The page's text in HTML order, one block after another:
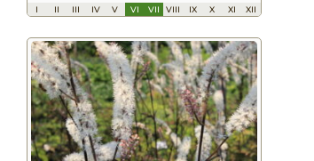
I II III IV V VI VII VIII IX X XI XII